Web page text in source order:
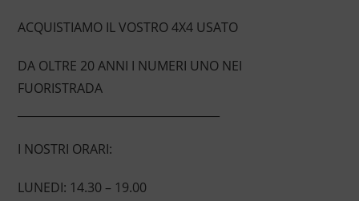
ACQUISTIAMO IL VOSTRO 4X4 USATO
DA OLTRE 20 ANNI I NUMERI UNO NEI
FUORISTRADA
I NOSTRI ORARI:
LUNEDI: 14.30 – 19.00